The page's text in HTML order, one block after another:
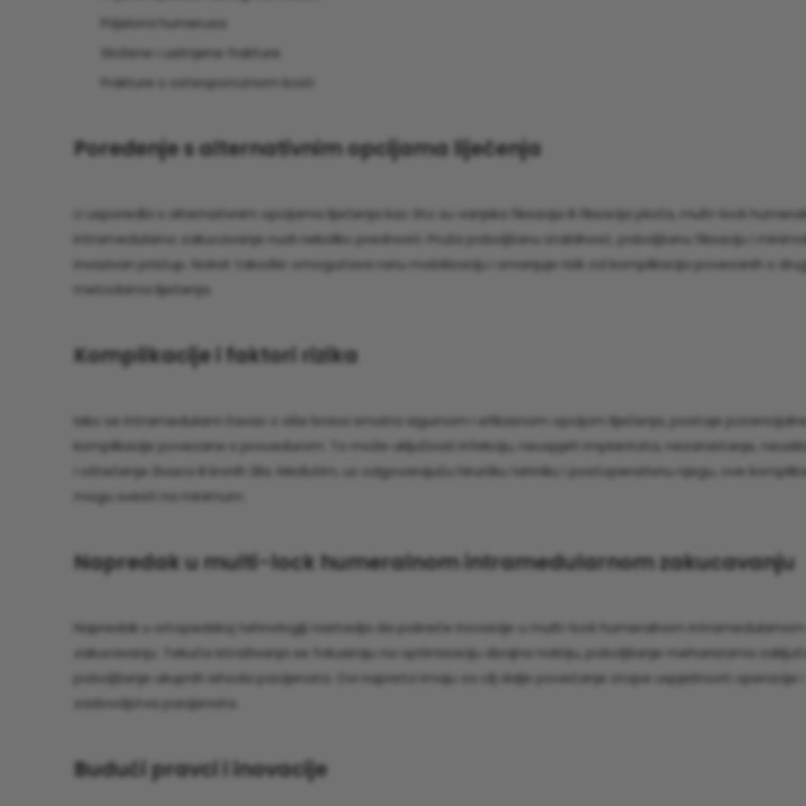
Prijelomi humerusa
Složene i usitnjene frakture
Frakture s osteoporoznom kosti
Poređenje s alternativnim opcijama liječenja
U usporedbi s alternativnim opcijama liječenja kao što su vanjska fiksacija ili fiksacija ploča, multi-lock
intramedularno zakucavanje nudi nekoliko prednosti. Pruža poboljšanu stabilnost, poboljšanu fiksaciju i
invazivan pristup. Nokat također omogućava ranu mobilizaciju i smanjuje rizik od komplikacija povezanih s
metodama liječenja.
Komplikacije i faktori rizika
Iako se intramedularni čavao s više brava smatra sigurnom i efikasnom opcijom liječenja, postoje potencijalne
komplikacije povezane s procedurom. To može uključivati ​​infekciju, neuspjeh implantata, nezarastanje,
i oštećenje živaca ili krvnih žila. Međutim, uz odgovarajuću hiruršku tehniku ​​i postoperativnu njegu, ove
mogu svesti na minimum.
Napredak u multi-lock humeralnom intramedularnom zakucavanju
Napredak u ortopedskoj tehnologiji nastavlja da pokreće inovacije u multi-lock humeralnom intramedularnom
zakucavanju. Tekuća istraživanja se fokusiraju na optimizaciju dizajna noktiju, poboljšanje mehanizama
poboljšanje ukupnih ishoda pacijenata. Ovi napretci imaju za cilj dalje povećanje stope uspješnosti operacije i
zadovoljstva pacijenata.
Budući pravci i inovacije